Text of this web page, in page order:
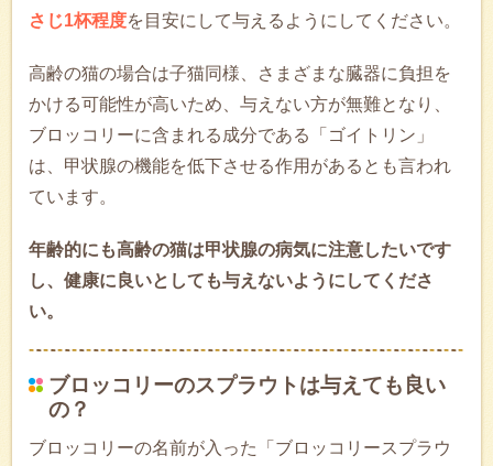
さじ1杯程度を目安にして与えるようにしてください。
高齢の猫の場合は子猫同様、さまざまな臓器に負担を
かける可能性が高いため、与えない方が無難となり、
ブロッコリーに含まれる成分である「ゴイトリン」
は、甲状腺の機能を低下させる作用があるとも言われ
ています。
年齢的にも高齢の猫は甲状腺の病気に注意したいです
し、健康に良いとしても与えないようにしてくださ
い。
ブロッコリーのスプラウトは与えても良い
の？
ブロッコリーの名前が入った「ブロッコリースプラウ